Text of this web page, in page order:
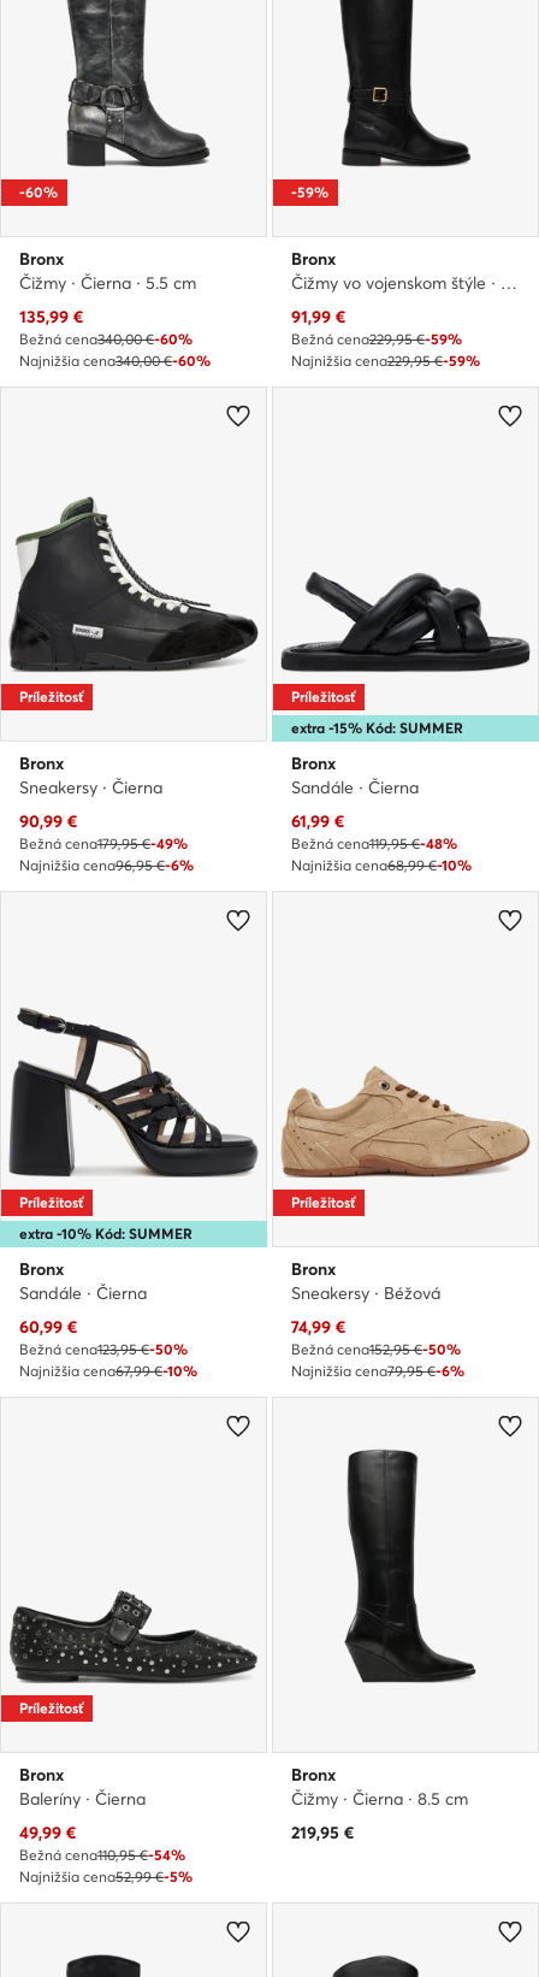
-60%
Bronx
Čižmy · Čierna · 5.5 cm
Aktuálna cena
135,99 €
Bežná cena340,00 €-60%
Najnižšia cena340,00 €-60%
-59%
Bronx
Čižmy vo vojenskom štýle · Čierna
Aktuálna cena
91,99 €
Bežná cena229,95 €-59%
Najnižšia cena229,95 €-59%
Príležitosť
Bronx
Sneakersy · Čierna
Aktuálna cena
90,99 €
Bežná cena179,95 €-49%
Najnižšia cena96,95 €-6%
extra -15% Kód: SUMMER
Príležitosť
Bronx
Sandále · Čierna
Aktuálna cena
61,99 €
Bežná cena119,95 €-48%
Najnižšia cena68,99 €-10%
extra -10% Kód: SUMMER
Príležitosť
Bronx
Sandále · Čierna
Aktuálna cena
60,99 €
Bežná cena123,95 €-50%
Najnižšia cena67,99 €-10%
Príležitosť
Bronx
Sneakersy · Béžová
Aktuálna cena
74,99 €
Bežná cena152,95 €-50%
Najnižšia cena79,95 €-6%
Príležitosť
Bronx
Baleríny · Čierna
Aktuálna cena
49,99 €
Bežná cena110,95 €-54%
Najnižšia cena52,99 €-5%
Bronx
Čižmy · Čierna · 8.5 cm
219,95 €